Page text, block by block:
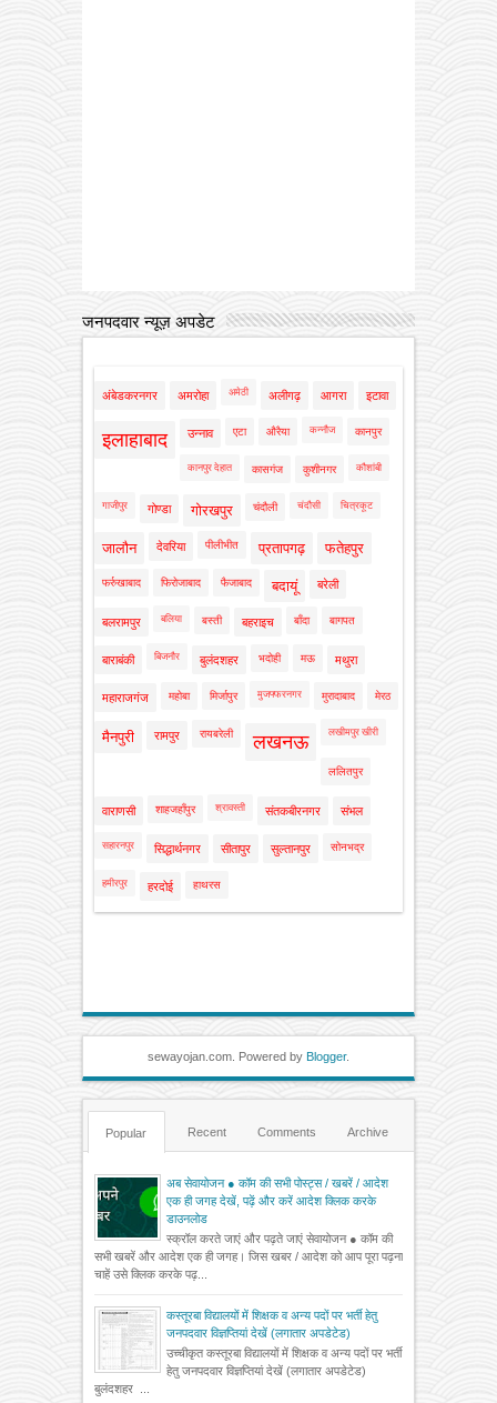
जनपदवार न्यूज़ अपडेट
अंबेडकरनगर अमरोहा अमेठी अलीगढ़ आगरा इटावा
इलाहाबाद उन्नाव एटा औरैया कन्नौज कानपुर
कानपुर देहात कासगंज कुशीनगर कौशांबी
गाजीपुर गोण्डा गोरखपुर चंदौली चंदौसी चित्रकूट
जालौन देवरिया पीलीभीत प्रतापगढ़ फतेहपुर
फर्रुखाबाद फिरोजाबाद फैजाबाद बदायूं बरेली
बलरामपुर बलिया बस्ती बहराइच बाँदा बागपत
बाराबंकी बिजनौर बुलंदशहर भदोही मऊ मथुरा
महाराजगंज महोबा मिर्जापुर मुजफ्फरनगर मुरादाबाद मेरठ
मैनपुरी रामपुर रायबरेली लखनऊ लखीमपुर खीरी
ललितपुर
वाराणसी शाहजहाँपुर श्रावस्ती संतकबीरनगर संभल
सहारनपुर सिद्धार्थनगर सीतापुर सुल्तानपुर सोनभद्र
हमीरपुर हरदोई हाथरस
sewayojan.com. Powered by Blogger.
Popular Recent Comments Archive
अब सेवायोजन ● कॉम की सभी पोस्ट्स / खबरें / आदेश
एक ही जगह देखें, पढ़ें और करें आदेश क्लिक करके
डाउनलोड
स्क्रॉल करते जाएं और पढ़ते जाएं सेवायोजन ● कॉम की
सभी खबरें और आदेश एक ही जगह। जिस खबर / आदेश को आप पूरा पढ़ना
चाहें उसे क्लिक करके पढ़...
कस्तूरबा विद्यालयों में शिक्षक व अन्य पदों पर भर्ती हेतु
जनपदवार विज्ञप्तियां देखें (लगातार अपडेटेड)
उच्चीकृत कस्तूरबा विद्यालयों में शिक्षक व अन्य पदों पर भर्ती
हेतु जनपदवार विज्ञप्तियां देखें (लगातार अपडेटेड)
बुलंदशहर ...